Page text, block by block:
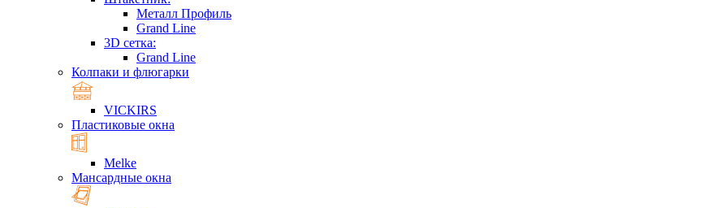
Металл Профиль
Grand Line
3D сетка:
Grand Line
Колпаки и флюгарки
VICKIRS
Пластиковые окна
Melke
Мансардные окна